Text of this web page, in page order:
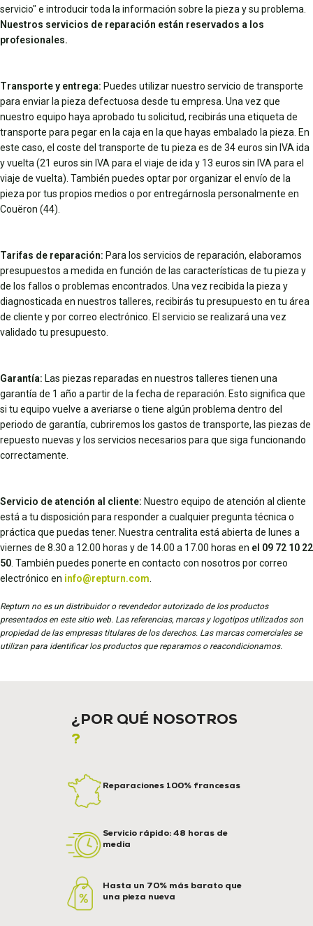
servicio" e introducir toda la información sobre la pieza y su problema.
Nuestros servicios de reparación están reservados a los
profesionales.
Transporte y entrega: Puedes utilizar nuestro servicio de transporte
para enviar la pieza defectuosa desde tu empresa. Una vez que
nuestro equipo haya aprobado tu solicitud, recibirás una etiqueta de
transporte para pegar en la caja en la que hayas embalado la pieza. En
este caso, el coste del transporte de tu pieza es de 34 euros sin IVA ida
y vuelta (21 euros sin IVA para el viaje de ida y 13 euros sin IVA para el
viaje de vuelta). También puedes optar por organizar el envío de la
pieza por tus propios medios o por entregárnosla personalmente en
Couëron (44).
Tarifas de reparación: Para los servicios de reparación, elaboramos
presupuestos a medida en función de las características de tu pieza y
de los fallos o problemas encontrados. Una vez recibida la pieza y
diagnosticada en nuestros talleres, recibirás tu presupuesto en tu área
de cliente y por correo electrónico. El servicio se realizará una vez
validado tu presupuesto.
Garantía: Las piezas reparadas en nuestros talleres tienen una
garantía de 1 año a partir de la fecha de reparación. Esto significa que
si tu equipo vuelve a averiarse o tiene algún problema dentro del
periodo de garantía, cubriremos los gastos de transporte, las piezas de
repuesto nuevas y los servicios necesarios para que siga funcionando
correctamente.
Servicio de atención al cliente: Nuestro equipo de atención al cliente
está a tu disposición para responder a cualquier pregunta técnica o
práctica que puedas tener. Nuestra centralita está abierta de lunes a
viernes de 8.30 a 12.00 horas y de 14.00 a 17.00 horas en el 09 72 10 22
50 . También puedes ponerte en contacto con nosotros por correo
electrónico en info@repturn.com
Repturn no es un distribuidor o revendedor autorizado de los productos
presentados en este sitio web. Las referencias, marcas y logotipos utilizados son
propiedad de las empresas titulares de los derechos. Las marcas comerciales se
utilizan para identificar los productos que reparamos o reacondicionamos.
¿POR QUÉ NOSOTROS
?
Reparaciones 100% francesas
Servicio rápido: 48 horas de
media
Hasta un 70% más barato que
una pieza nueva